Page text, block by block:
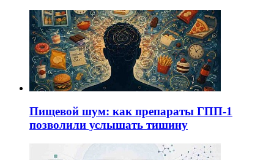
Пищевой шум: как препараты ГПП-1
позволили услышать тишину